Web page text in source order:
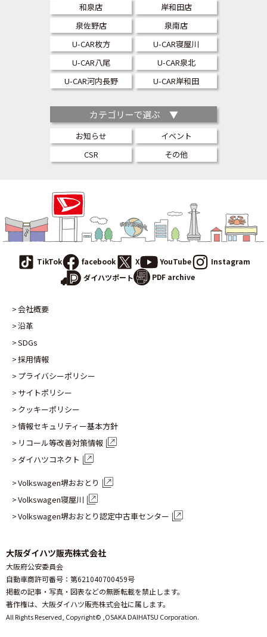
和泉店
岸和田店
泉佐野店
泉南店
U-CAR枚方
U-CAR寝屋川
U-CAR八尾
U-CAR泉北
U-CAR河内長野
U-CAR岸和田
カテゴリーで選ぶ ▼
お知らせ
イベント
CSR
その他
TikTok facebook X YouTube
Instagram
ダイハツポート
PDF archive
会社概要
沿革
SDGs
採用情報
プライバシーポリシー
サイトポリシー
クッキーポリシー
情報セキュリティー基本方針
リコール等改善対策情報
ダイハツコネクト
Volkswagen堺おおとり
Volkswagen寝屋川
Volkswagen堺おおとり認定中古車センター
大阪ダイハツ販売株式会社
大阪府公安委員会
自動車商許可番号：第621040700459号
掲載の記事・写真・図表などの無断転載を禁止します。
著作権は、大阪ダイハツ販売株式会社に属します。
All Rights Reserved, Copyright© , OSAKA DAIHATSU Corporation.